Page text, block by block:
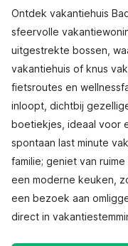
Ontdek vakantiehuis
sfeervolle
uitgestrekte bossen,
vakantiehuis of knus
fietsroutes en
inloopt, dichtbij
boetiekjes, ideaal voor
spontaan last minute
familie; geniet van
een moderne keuken,
een bezoek aan
direct in